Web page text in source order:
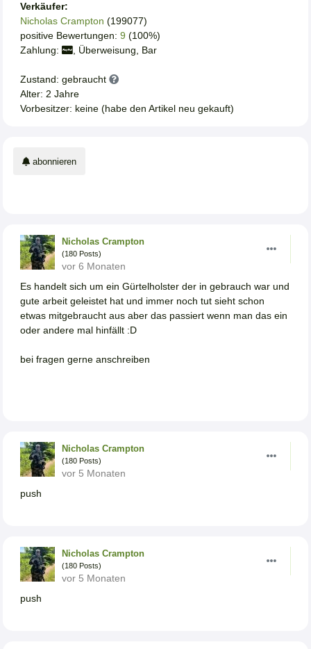
Verkäufer:
Nicholas Crampton (199077)
positive Bewertungen: 9 (100%)
Zahlung:
, Überweisung, Bar
Zustand: gebraucht
Alter: 2 Jahre
Vorbesitzer: keine (habe den Artikel neu gekauft)
abonnieren
Nicholas Crampton
(180 Posts)
vor 6 Monaten
Es handelt sich um ein Gürtelholster der in gebrauch war und
gute arbeit geleistet hat und immer noch tut sieht schon
etwas mitgebraucht aus aber das passiert wenn man das ein
oder andere mal hinfällt :D
bei fragen gerne anschreiben
Nicholas Crampton
(180 Posts)
vor 5 Monaten
push
Nicholas Crampton
(180 Posts)
vor 5 Monaten
push